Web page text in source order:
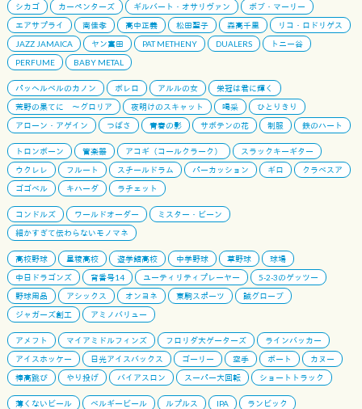
シカゴ
カーペンターズ ギルバート・オサリヴァン
ボブ・マーリー
エアサプライ
南佳孝 高中正義 松田聖子 森高千里
リコ・ロドリゲス
JAZZ JAMAICA
ヤン富田 PAT METHENY DUALERS
トニー谷
PERFUME
BABY METAL
パッヘルベルのカノン ボレロ アルルの女
栄冠は君に輝く
荒野の果てに 〜グロリア
夜明けのスキャット 喝采
ひとりきり
アローン・アゲイン
つばさ 青春の影 サボテンの花 制服 鉄のハート
トロンボーン 管楽器 アコギ（コールクラーク）
スラックキーギター
ウクレレ
フルート スチールドラム パーカッション ギロ
クラベスア
ゴゴベル
キハーダ ラチェット
コンドルズ ワールドオーダー
ミスター・ビーン
細かすぎて伝わらないモノマネ
高校野球 星稜高校 遊学館高校 中学野球 草野球
球場
中日ドラゴンズ
背番号14 ユーティリティプレーヤー
5-2-3のゲッツー
野球用品
アシックス オンヨネ 東駒スポーツ
誠グローブ
ジャガーズ創工
アミノバリュー
アメフト マイアミドルフィンズ フロリダ大ゲーターズ
ラインバッカー
アイスホッケー
日光アイスバックス ゴーリー 空手 ボート
カヌー
棒高跳び
やり投げ バイアスロン スーパー大回転 ショートトラック
薄くないビール ベルギービール ルプルス IPA
ランビック